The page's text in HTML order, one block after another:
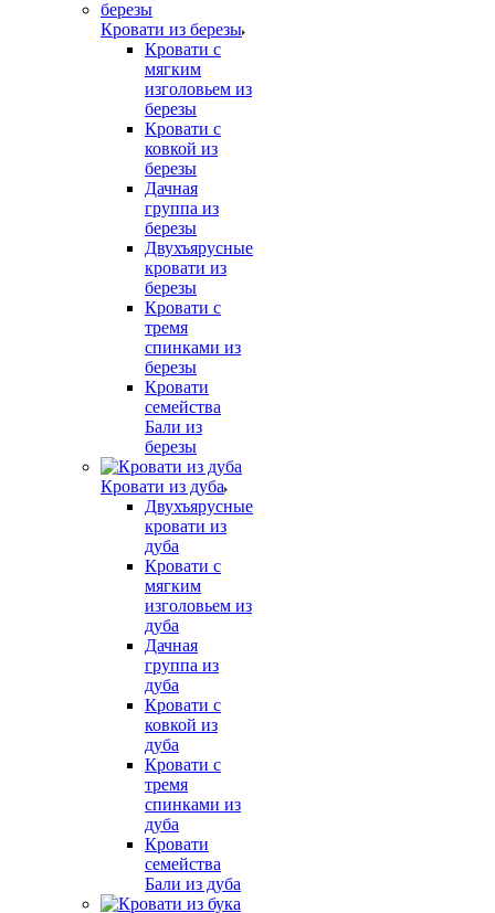
Кровати из березы
Кровати с
мягким
изголовьем из
березы
Кровати с
ковкой из
березы
Дачная
группа из
березы
Двухъярусные
кровати из
березы
Кровати с
тремя
спинками из
березы
Кровати
семейства
Бали из
березы
Кровати из дуба
Двухъярусные
кровати из
дуба
Кровати с
мягким
изголовьем из
дуба
Дачная
группа из
дуба
Кровати с
ковкой из
дуба
Кровати с
тремя
спинками из
дуба
Кровати
семейства
Бали из дуба